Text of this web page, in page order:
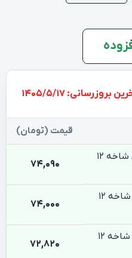
بروزرسانی: 1405/5/17
قیمت (تومان)
میلگرد آجدار آریان فولاد 10 A3 شاخه 12
74,090
میلگرد آجدار آریان فولاد 10 A2 شاخه 12
74,000
میلگرد آجدار آریان فولاد 12 A2 شاخه 12
72,820